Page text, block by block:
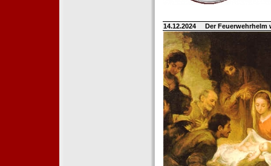
14.12.2024 Der